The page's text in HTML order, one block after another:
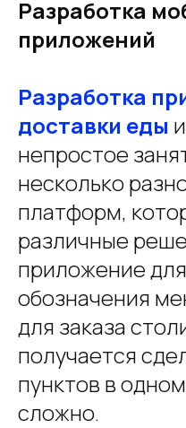
Разработка
приложений
Разработка
доставки еды
непростое
несколько
платформ,
различные
приложение
обозначения
для заказа
получается
пунктов в
сложно.